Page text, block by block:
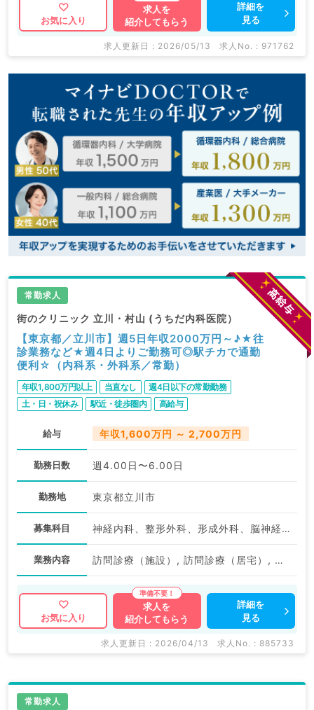
お気に入り
求人を
紹介してもらう
詳細を
見る
求人更新日 : 2026/05/13 求人No. : 971762
常勤求人
街のクリニック 立川・村山 (うちだ内科医院）
【東京都／立川市】週5日年収2000万円～♪★往
診業務など★週4日よりご勤務可◎駅チカで通勤
便利☆（内科系・外科系／常勤）
年収1,800万円以上 当直なし
週4日以下の常勤勤務
土・日・祝休み
駅近・徒歩圏内 高給与
給与 年収1,600万円 ～ 2,700万円
勤務日数 週4.00日〜6.00日
勤務地 東京都立川市
募集科目 神経内科、整形外科、形成外科、脳神経外科、呼吸器外科、心臓血管外科、泌尿器科、一般内科、循環器内科、呼吸器内科、消化器内科、内分泌・代謝内科、腎臓内科、老年内科、血液内科、外科系全般、一般外科、消化器外科、乳腺外科、膠原病科、大腸・肛門外科
業務内容 訪問診療（施設）, 訪問診療（居宅）, 一般外来, その他
お気に入り
求人を
紹介してもらう
詳細を
見る
求人更新日 : 2026/04/13 求人No. : 885733
常勤求人